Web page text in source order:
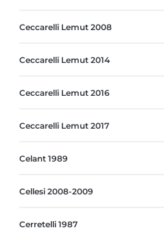
Ceccarelli Lemut 2008
Ceccarelli Lemut 2014
Ceccarelli Lemut 2016
Ceccarelli Lemut 2017
Celant 1989
Cellesi 2008-2009
Cerretelli 1987